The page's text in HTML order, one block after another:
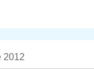
2012